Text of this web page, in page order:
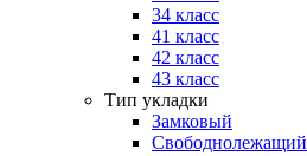
34 класс
41 класс
42 класс
43 класс
Тип укладки
Замковый
Свободнолежащий